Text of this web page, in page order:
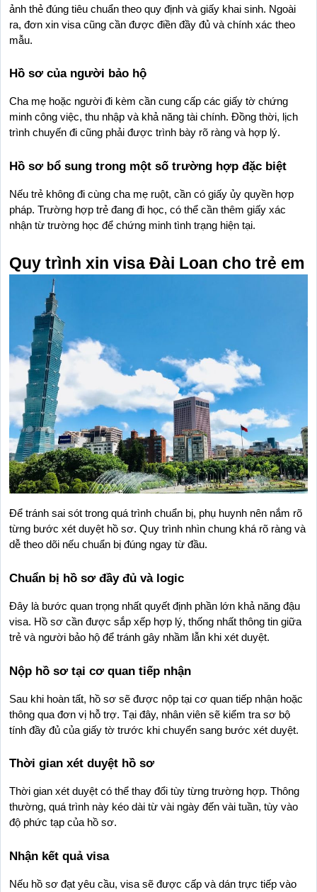
ảnh thẻ đúng tiêu chuẩn theo quy định và giấy khai sinh. Ngoài
ra, đơn xin visa cũng cần được điền đầy đủ và chính xác theo
mẫu.
Hồ sơ của người bảo hộ
Cha mẹ hoặc người đi kèm cần cung cấp các giấy tờ chứng
minh công việc, thu nhập và khả năng tài chính. Đồng thời, lịch
trình chuyến đi cũng phải được trình bày rõ ràng và hợp lý.
Hồ sơ bổ sung trong một số trường hợp đặc biệt
Nếu trẻ không đi cùng cha mẹ ruột, cần có giấy ủy quyền hợp
pháp. Trường hợp trẻ đang đi học, có thể cần thêm giấy xác
nhận từ trường học để chứng minh tình trạng hiện tại.
Quy trình xin visa Đài Loan cho trẻ em
Để tránh sai sót trong quá trình chuẩn bị, phụ huynh nên nắm rõ
từng bước xét duyệt hồ sơ. Quy trình nhìn chung khá rõ ràng và
dễ theo dõi nếu chuẩn bị đúng ngay từ đầu.
Chuẩn bị hồ sơ đầy đủ và logic
Đây là bước quan trọng nhất quyết định phần lớn khả năng đậu
visa. Hồ sơ cần được sắp xếp hợp lý, thống nhất thông tin giữa
trẻ và người bảo hộ để tránh gây nhầm lẫn khi xét duyệt.
Nộp hồ sơ tại cơ quan tiếp nhận
Sau khi hoàn tất, hồ sơ sẽ được nộp tại cơ quan tiếp nhận hoặc
thông qua đơn vị hỗ trợ. Tại đây, nhân viên sẽ kiểm tra sơ bộ
tính đầy đủ của giấy tờ trước khi chuyển sang bước xét duyệt.
Thời gian xét duyệt hồ sơ
Thời gian xét duyệt có thể thay đổi tùy từng trường hợp. Thông
thường, quá trình này kéo dài từ vài ngày đến vài tuần, tùy vào
độ phức tạp của hồ sơ.
Nhận kết quả visa
Nếu hồ sơ đạt yêu cầu, visa sẽ được cấp và dán trực tiếp vào